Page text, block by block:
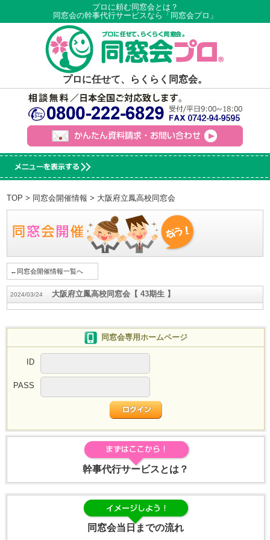
プロに頼む同窓会とは？
同窓会の幹事代行サービスなら「同窓会プロ」
プロに任せて、らくらく同窓会。
TOP > 同窓会開催情報 > 大阪府立鳳高校同窓会
←同窓会開催情報一覧へ
2024/03/24 大阪府立鳳高校同窓会【 43期生 】
同窓会専用ホームページ
ID
PASS
幹事代行サービスとは？
同窓会当日までの流れ